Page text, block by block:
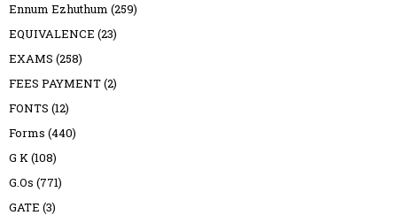
Ennum Ezhuthum (259)
EQUIVALENCE (23)
EXAMS (258)
FEES PAYMENT(2)
FONTS (12)
Forms (440)
G K(108)
G.Os (771)
GATE (3)